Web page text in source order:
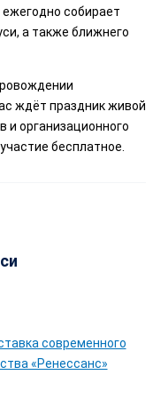
собирает
а также ближнего
ждёт праздник живой
и организационного
бесплатное.